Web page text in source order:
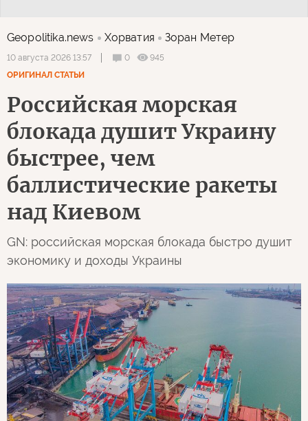
Geopolitika.news Хорватия Зоран Метер
10 августа 2026 13:57 0
945
ОРИГИНАЛ СТАТЬИ
Российская морская
блокада душит Украину
быстрее, чем
баллистические ракеты
над Киевом
GN: российская морская блокада быстро душит
экономику и доходы Украины